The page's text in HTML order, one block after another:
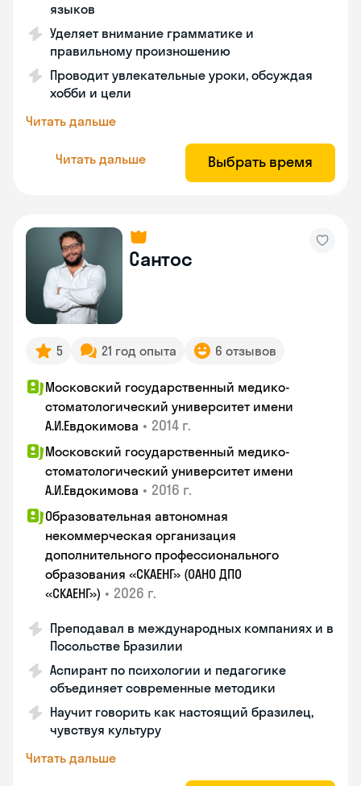
языков
Уделяет внимание грамматике и
правильному произношению
Проводит увлекательные уроки, обсуждая
хобби и цели
Читать дальше
Читать дальше Выбрать время
Сантос
5 21 год опыта 6 отзывов
Московский государственный медико-
стоматологический университет имени
А.И.Евдокимова • 2014 г.
Московский государственный медико-
стоматологический университет имени
А.И.Евдокимова • 2016 г.
Образовательная автономная
некоммерческая организация
дополнительного профессионального
образования «СКАЕНГ» (ОАНО ДПО
«СКАЕНГ») • 2026 г.
Преподавал в международных компаниях и в
Посольстве Бразилии
Аспирант по психологии и педагогике
объединяет современные методики
Научит говорить как настоящий бразилец,
чувствуя культуру
Читать дальше